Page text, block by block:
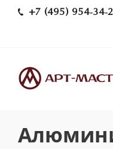
+7 (495) 954-34-